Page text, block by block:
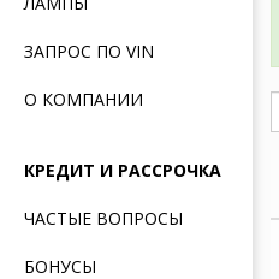
ЗАПРОС ПО VIN
О КОМПАНИИ
КРЕДИТ И РАССРОЧКА
ЧАСТЫЕ ВОПРОСЫ
БОНУСЫ